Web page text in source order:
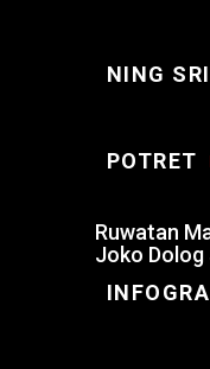
NING SRI
POTRET
Ruwatan
Joko Dolog